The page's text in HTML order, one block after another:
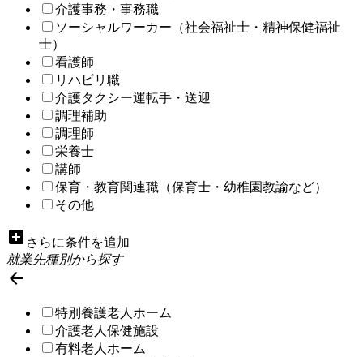
介護事務・事務職
ソーシャルワーカー（社会福祉士・精神保健福祉
士）
看護師
リハビリ職
介護タクシー運転手・送迎
調理補助
調理師
栄養士
講師
保育・教育関連職（保育士・幼稚園教諭など）
その他
add_box さらに条件を追加
就業先種別から探す

特別養護老人ホーム
介護老人保健施設
有料老人ホーム